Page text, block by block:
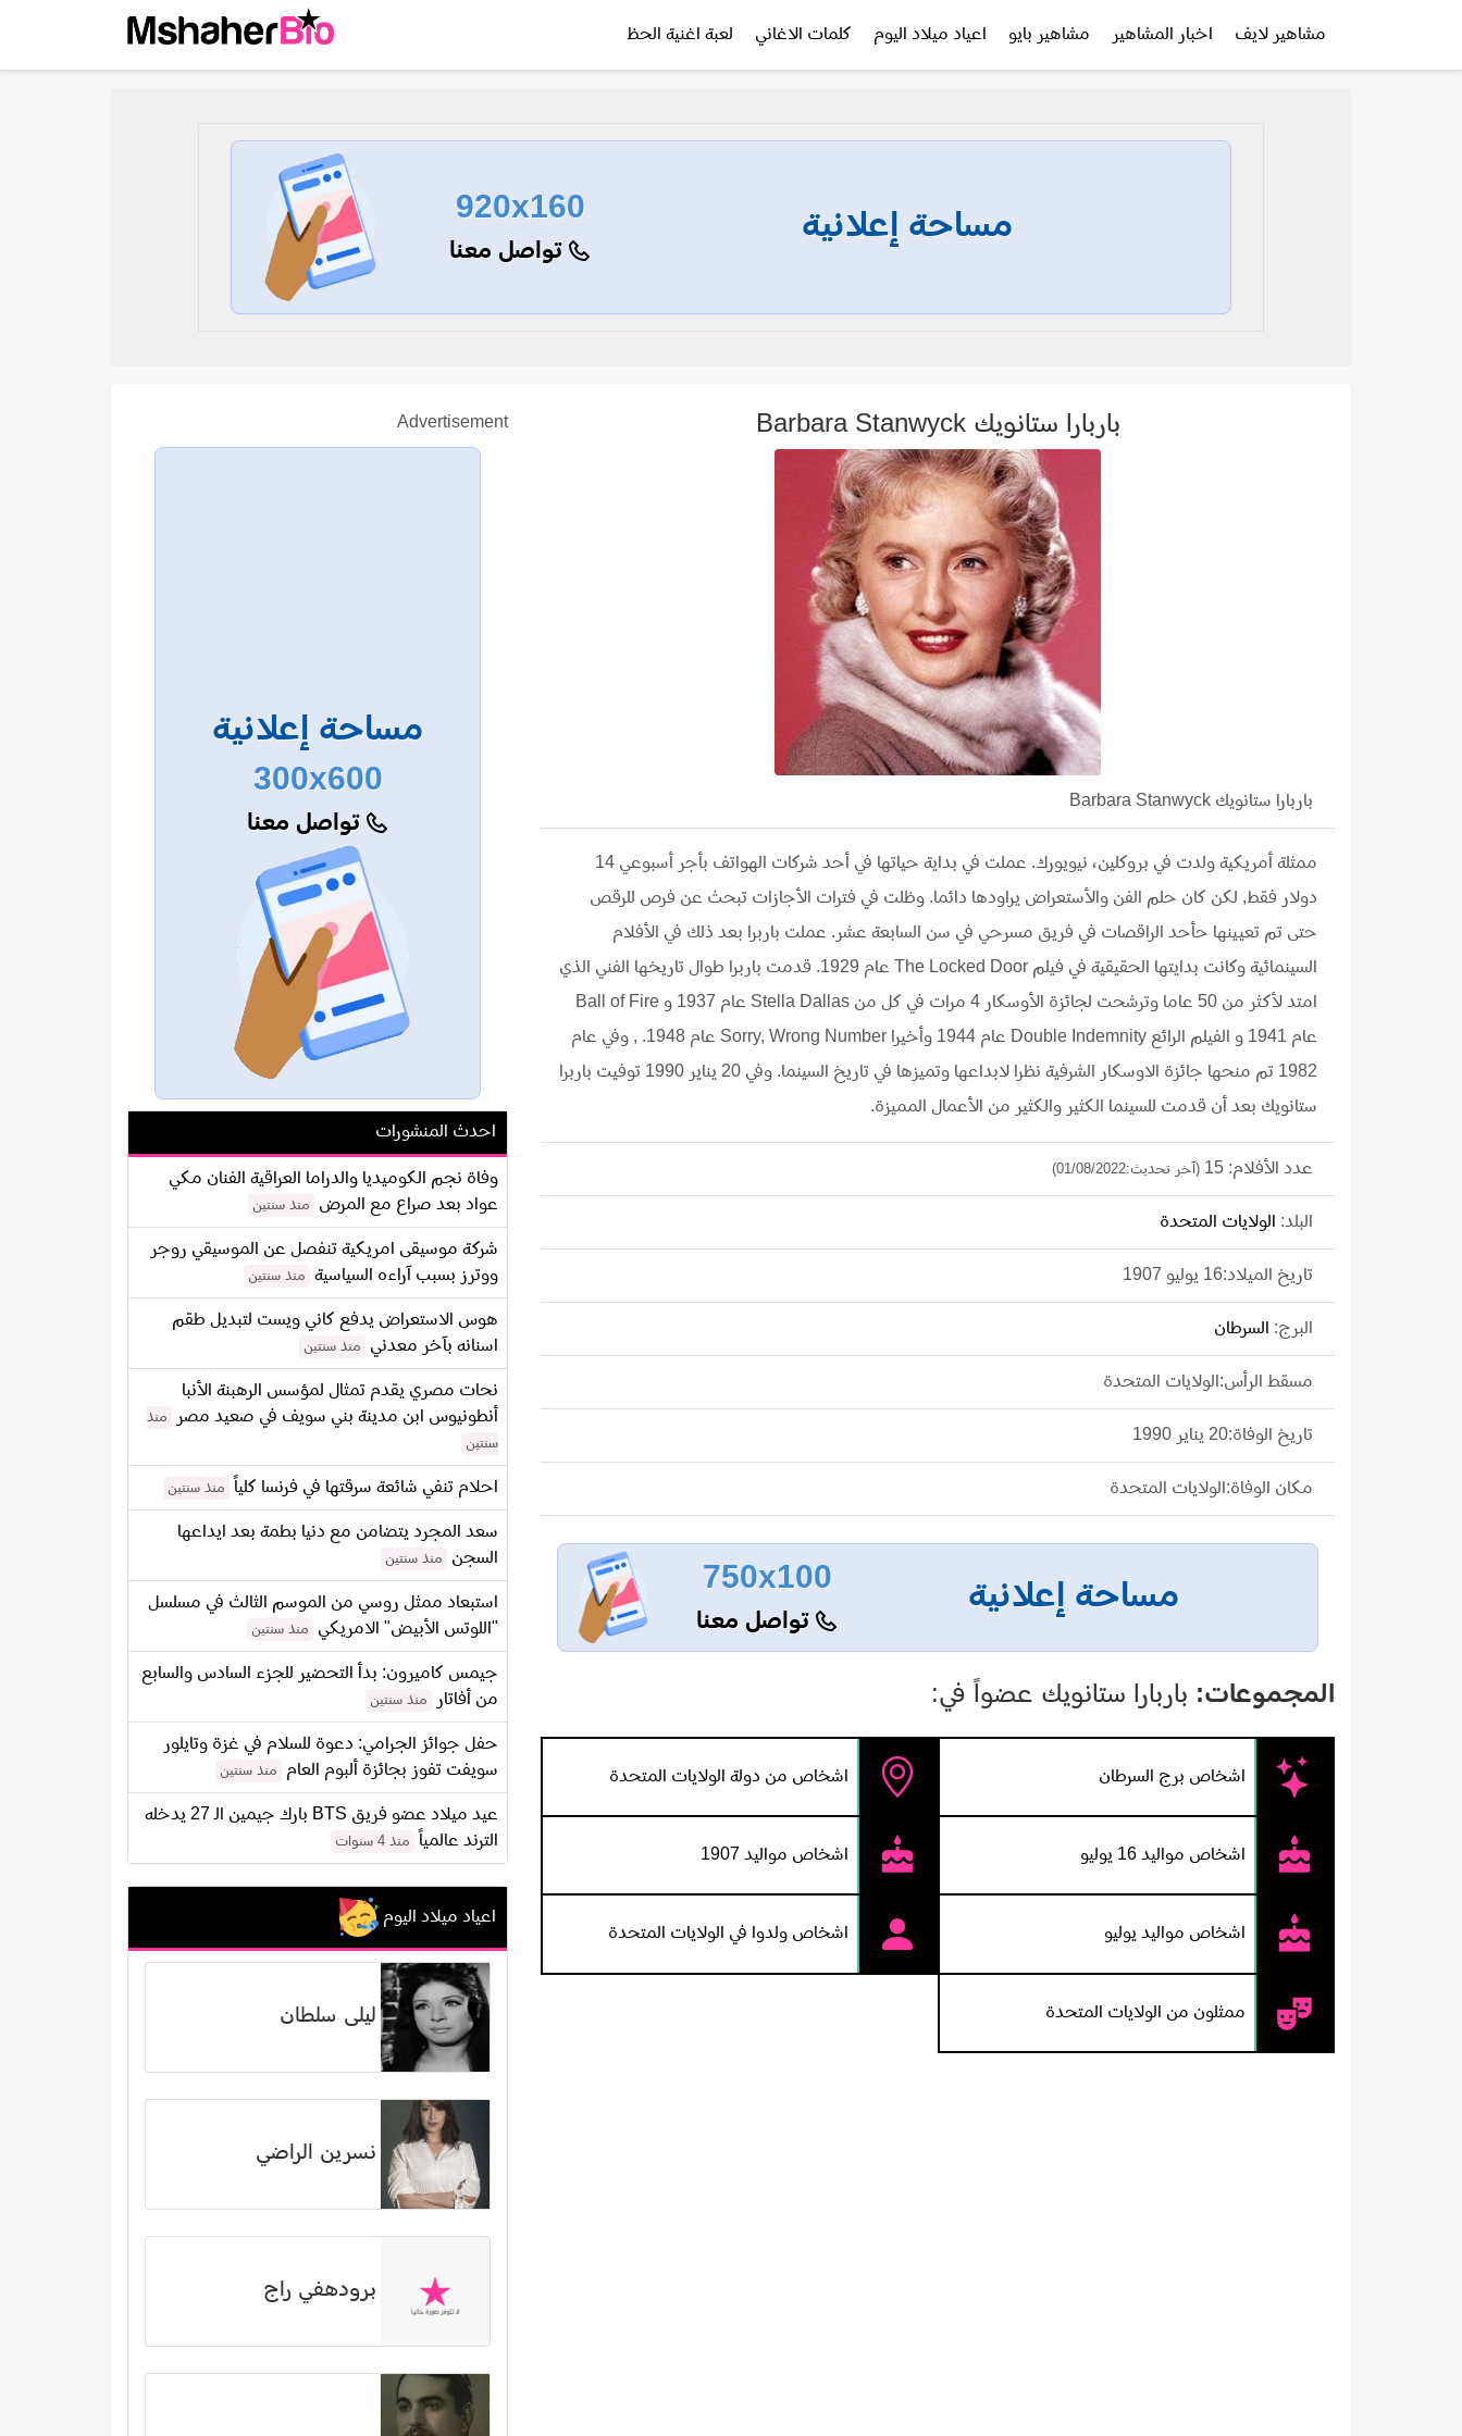
مشاهير لايف اخبار المشاهير مشاهير بايو اعياد ميلاد اليوم كلمات الاغاني لعبة اغنية الحظ
مساحة إعلانية
920x160
تواصل معنا
باربارا ستانويك Barbara Stanwyck
باربارا ستانويك Barbara Stanwyck
ممثلة أمريكية ولدت في بروكلين، نيويورك. عملت في بداية حياتها في أحد شركات الهواتف بأجر أسبوعي 14
دولار فقط, لكن كان حلم الفن والأستعراض يراودها دائما. وظلت في فترات الأجازات تبحث عن فرص للرقص
حتى تم تعيينها حأحد الراقصات في فريق مسرحي في سن السابعة عشر. عملت باربرا بعد ذلك في الأفلام
السينمائية وكانت بدايتها الحقيقية في فيلم The Locked Door عام 1929. قدمت باربرا طوال تاريخها الفني الذي
امتد لأكثر من 50 عاما وترشحت لجائزة الأوسكار 4 مرات في كل من Stella Dallas عام 1937 و Ball of Fire
عام 1941 و الفيلم الرائع Double Indemnity عام 1944 وأخيرا Sorry, Wrong Number عام 1948. , وفي عام
1982 تم منحها جائزة الاوسكار الشرفية نظرا لابداعها وتميزها في تاريخ السينما. وفي 20 يناير 1990 توفيت باربرا
ستانويك بعد أن قدمت للسينما الكثير والكثير من الأعمال المميزة.
عدد الأفلام: 15 (آخر تحديث:01/08/2022)
البلد: الولايات المتحدة
تاريخ الميلاد:16 يوليو 1907
البرج: السرطان
مسقط الرأس:الولايات المتحدة
تاريخ الوفاة:20 يناير 1990
مكان الوفاة:الولايات المتحدة
مساحة إعلانية
750x100
تواصل معنا
المجموعات: باربارا ستانويك عضواً في:
اشخاص برج السرطان اشخاص من دولة الولايات المتحدة
اشخاص مواليد 16 يوليو اشخاص مواليد 1907
اشخاص مواليد يوليو اشخاص ولدوا في الولايات المتحدة
ممثلون من الولايات المتحدة
Advertisement
مساحة إعلانية
300x600
تواصل معنا
احدث المنشورات
وفاة نجم الكوميديا والدراما العراقية الفنان مكي
عواد بعد صراع مع المرض
منذ سنتين
شركة موسيقى امريكية تنفصل عن الموسيقي روجر
ووترز بسبب آراءه السياسية
منذ سنتين
هوس الاستعراض يدفع كاني ويست لتبديل طقم
اسنانه بآخر معدني
منذ سنتين
نحات مصري يقدم تمثال لمؤسس الرهبنة الأنبا
أنطونيوس ابن مدينة بني سويف في صعيد مصر
منذ
سنتين
احلام تنفي شائعة سرقتها في فرنسا كلياً منذ سنتين
سعد المجرد يتضامن مع دنيا بطمة بعد ايداعها
السجن
منذ سنتين
استبعاد ممثل روسي من الموسم الثالث في مسلسل
"اللوتس الأبيض" الامريكي
منذ سنتين
جيمس كاميرون: بدأ التحضير للجزء السادس والسابع
من أفاتار
منذ سنتين
حفل جوائز الجرامي: دعوة للسلام في غزة وتايلور
سويفت تفوز بجائزة ألبوم العام
منذ سنتين
عيد ميلاد عضو فريق BTS بارك جيمين الـ 27 يدخله
الترند عالمياً
منذ 4 سنوات
اعياد ميلاد اليوم
ليلى سلطان
نسرين الراضي
برودهفي راج